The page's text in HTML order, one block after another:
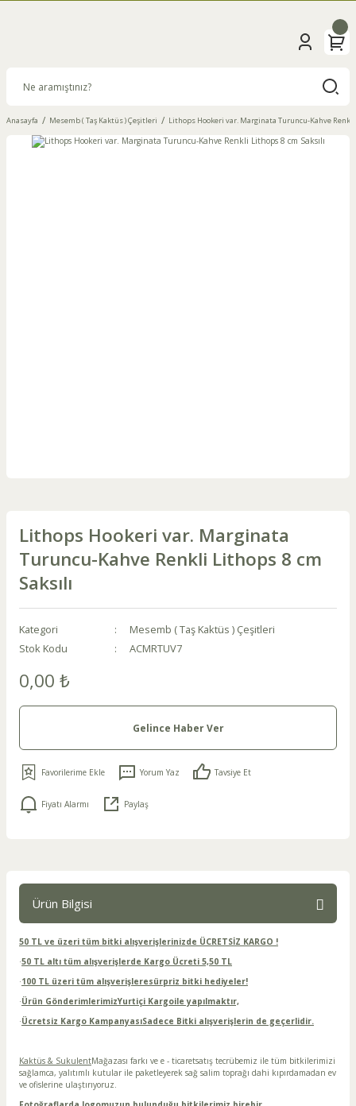
Anasayfa Mesemb ( Taş Kaktüs ) Çeşitleri Lithops Hookeri var. Marginata Turuncu-Kahve Renkli
Lithops Hookeri var. Marginata
Turuncu-Kahve Renkli Lithops 8 cm
Saksılı
Kategori
Mesemb ( Taş Kaktüs ) Çeşitleri
Stok Kodu
ACMRTUV7
0,00 ₺
Gelince Haber Ver
Yorum Yaz Tavsiye Et
Fiyatı Alarmı Paylaş
Ürün Bilgisi
50 TL ve üzeri tüm bitki alışverişlerinizde ÜCRETSİZ KARGO !
·50 TL altı tüm alışverişlerde Kargo Ücreti 5,50 TL
·100 TL üzeri tüm alışverişleresürpriz bitki hediyeler!
·Ürün GönderimlerimizYurtiçi Kargoile yapılmaktır,
·Ücretsiz Kargo KampanyasıSadece Bitki alışverişlerin de geçerlidir.
Kaktüs & SukulentMağazası farkı ve e - ticaretsatış tecrübemiz ile tüm bitkilerimizi
sağlamca, yalıtımlı kutular ile paketleyerek sağ salim toprağı dahi kıpırdamadan ev
ve ofislerine ulaştırıyoruz.